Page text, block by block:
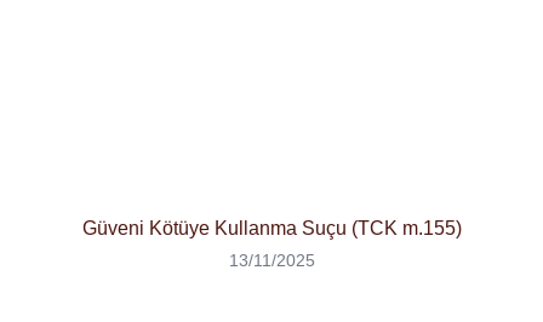
Güveni Kötüye Kullanma Suçu (TCK m.155)
13/11/2025